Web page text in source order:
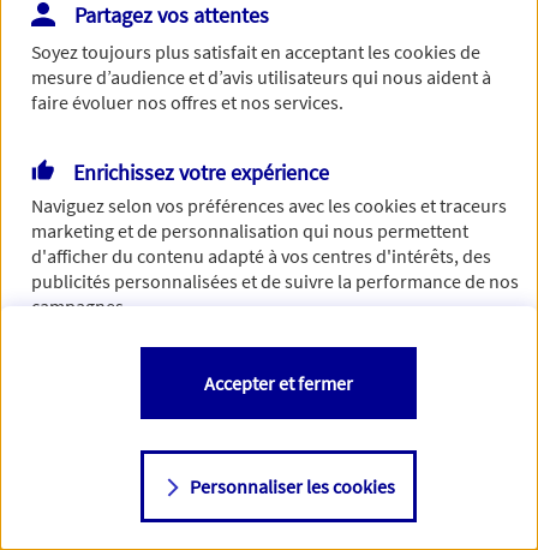
Vous disposez de droits sur les informations vous concernant. Pour
plus d’informations,cliquez ici.
Partagez vos attentes
Soyez toujours plus satisfait en acceptant lescookiesde
mesure d’audience et d’avis utilisateurs qui nous aident à
faire évoluer nos offres et nos services.
Enrichissez votre expérience
Naviguez selon vos préférences avec lescookies et traceurs
marketing et de personnalisation qui nous permettent
d'afficher du contenu adapté à vos centres d'intérêts, des
publicités personnalisées et de suivre la performance de nos
campagnes.
Vous êtes libre de les accepter, de les refuser comme de
changer d'avis à tout moment en allant sur
Consulter notre politique decookies
Personnaliser les cookies
Accepter et fermer